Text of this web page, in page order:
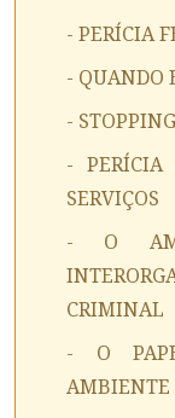
- PERÍCIA
- QUANDO
-
- PERÍCIA
SERVIÇOS
- O
CRIMINAL
- O
AMBIENTE